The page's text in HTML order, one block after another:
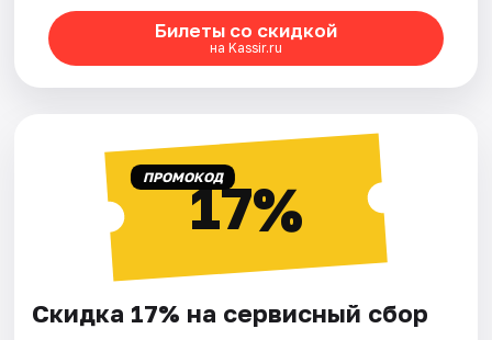
Билеты со скидкой
на Kassir.ru
ПРОМОКОД17%
Скидка 17% на сервисный сбор